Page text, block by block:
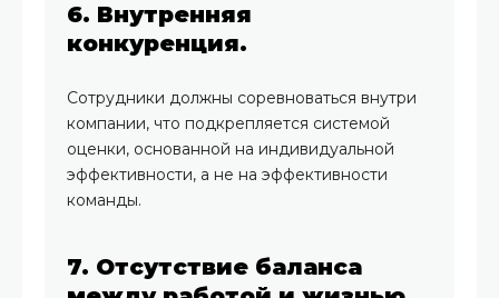
6. Внутренняя
конкуренция.
Сотрудники должны соревноваться внутри
компании, что подкрепляется системой
оценки, основанной на индивидуальной
эффективности, а не на эффективности
команды.
7. Отсутствие баланса